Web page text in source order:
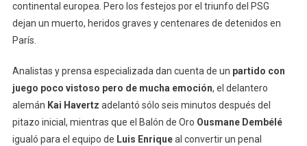
continental europea. Pero los festejos por el triunfo del PSG
dejan un muerto, heridos graves y centenares de detenidos en
París.
Analistas y prensa especializada dan cuenta de un partido con
juego poco vistoso pero de mucha emoción, el delantero
alemán Kai Havertz adelantó sólo seis minutos después del
pitazo inicial, mientras que el Balón de Oro Ousmane Dembélé
igualó para el equipo de Luis Enriqueal convertir un penal